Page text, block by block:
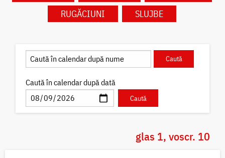
RUGĂCIUNI
SLUJBE
Caută în calendar după dată
glas 1, voscr. 10